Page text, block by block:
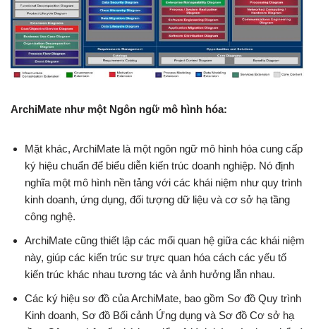
ArchiMate như một Ngôn ngữ mô hình hóa:
Mặt khác, ArchiMate là một ngôn ngữ mô hình hóa cung cấp
ký hiệu chuẩn để biểu diễn kiến trúc doanh nghiệp. Nó định
nghĩa một mô hình nền tảng với các khái niệm như quy trình
kinh doanh, ứng dụng, đối tượng dữ liệu và cơ sở hạ tầng
công nghệ.
ArchiMate cũng thiết lập các mối quan hệ giữa các khái niệm
này, giúp các kiến trúc sư trực quan hóa cách các yếu tố
kiến trúc khác nhau tương tác và ảnh hưởng lẫn nhau.
Các ký hiệu sơ đồ của ArchiMate, bao gồm Sơ đồ Quy trình
Kinh doanh, Sơ đồ Bối cảnh Ứng dụng và Sơ đồ Cơ sở hạ